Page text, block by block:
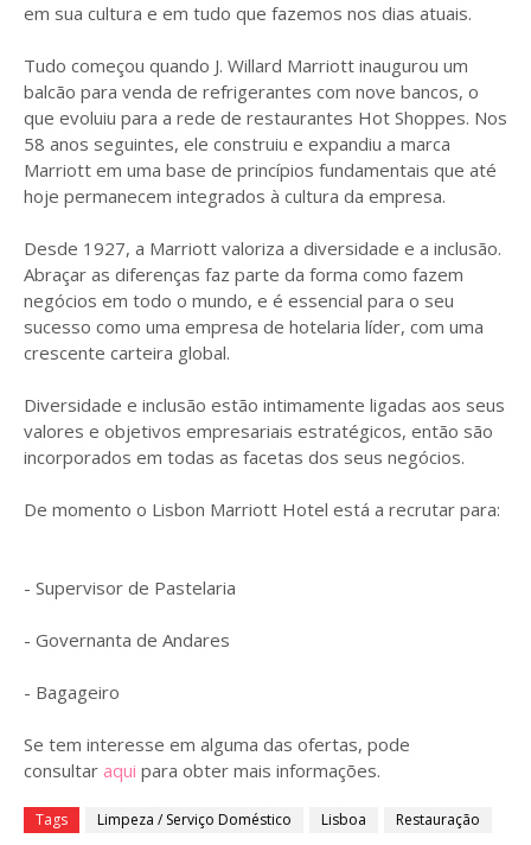
em sua cultura e em tudo que fazemos nos dias atuais.
Tudo começou quando J. Willard Marriott inaugurou um
balcão para venda de refrigerantes com nove bancos, o
que evoluiu para a rede de restaurantes Hot Shoppes. Nos
58 anos seguintes, ele construiu e expandiu a marca
Marriott em uma base de princípios fundamentais que até
hoje permanecem integrados à cultura da empresa.
Desde 1927, a Marriott valoriza a diversidade e a inclusão.
Abraçar as diferenças faz parte da forma como fazem
negócios em todo o mundo, e é essencial para o seu
sucesso como uma empresa de hotelaria líder, com uma
crescente carteira global.
Diversidade e inclusão estão intimamente ligadas aos seus
valores e objetivos empresariais estratégicos, então são
incorporados em todas as facetas dos seus negócios.
De momento o Lisbon Marriott Hotel está a recrutar para:
- Supervisor de Pastelaria
- Governanta de Andares
- Bagageiro
Se tem interesse em alguma das ofertas, pode
consultar aqui para obter mais informações.
Tags Limpeza / Serviço Doméstico Lisboa Restauração